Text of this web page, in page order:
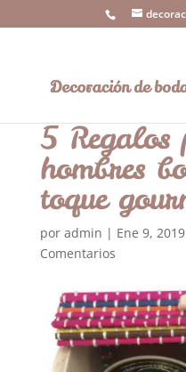
5 Regalos
hombres
toque
por admin | Ene 9, 2019
Comentarios